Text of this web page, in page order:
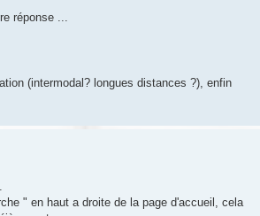
réponse ...
(intermodal? longues distances ?), enfin
" en haut a droite de la page d'accueil, cela